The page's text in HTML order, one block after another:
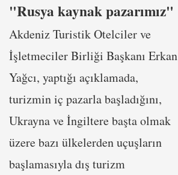
"Rusya kaynak pazarımız"
Akdeniz Turistik Otelciler ve
İşletmeciler Birliği Başkanı Erkan
Yağcı, yaptığı açıklamada,
turizmin iç pazarla başladığını,
Ukrayna ve İngiltere başta olmak
üzere bazı ülkelerden uçuşların
başlamasıyla dış turizm